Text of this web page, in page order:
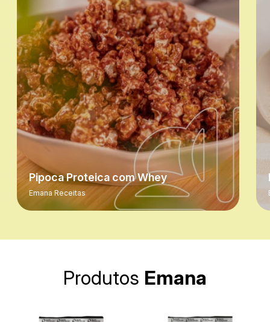
[7] Nosaka N, Suzuki Y, Suemitsu H, Kasai M,
Kato K, Taguchi M. Medium-chain Triglycerides
with Maltodextrin Increase Fat Oxidation during
Moderate-intensity Exercise and Extend the
Duration of Subsequent High-intensity Exercise.
Journal of Oleo Science. 2018;67(11):1455–62.
Pipoca Proteica com Whey
Emana Receitas
Produtos Emana